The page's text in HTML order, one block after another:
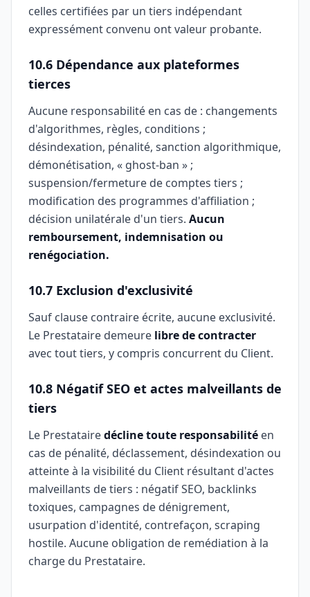
celles certifiées par un tiers indépendant
expressément convenu ont valeur probante.
10.6 Dépendance aux plateformes
tierces
Aucune responsabilité en cas de : changements
d'algorithmes, règles, conditions ;
désindexation, pénalité, sanction algorithmique,
démonétisation, « ghost-ban » ;
suspension/fermeture de comptes tiers ;
modification des programmes d'affiliation ;
décision unilatérale d'un tiers. Aucun
remboursement, indemnisation ou
renégociation.
10.7 Exclusion d'exclusivité
Sauf clause contraire écrite, aucune exclusivité.
Le Prestataire demeure libre de contracter
avec tout tiers, y compris concurrent du Client.
10.8 Négatif SEO et actes malveillants de
tiers
Le Prestatairedécline toute responsabilité en
cas de pénalité, déclassement, désindexation ou
atteinte à la visibilité du Client résultant d'actes
malveillants de tiers : négatif SEO, backlinks
toxiques, campagnes de dénigrement,
usurpation d'identité, contrefaçon, scraping
hostile. Aucune obligation de remédiation à la
charge du Prestataire.